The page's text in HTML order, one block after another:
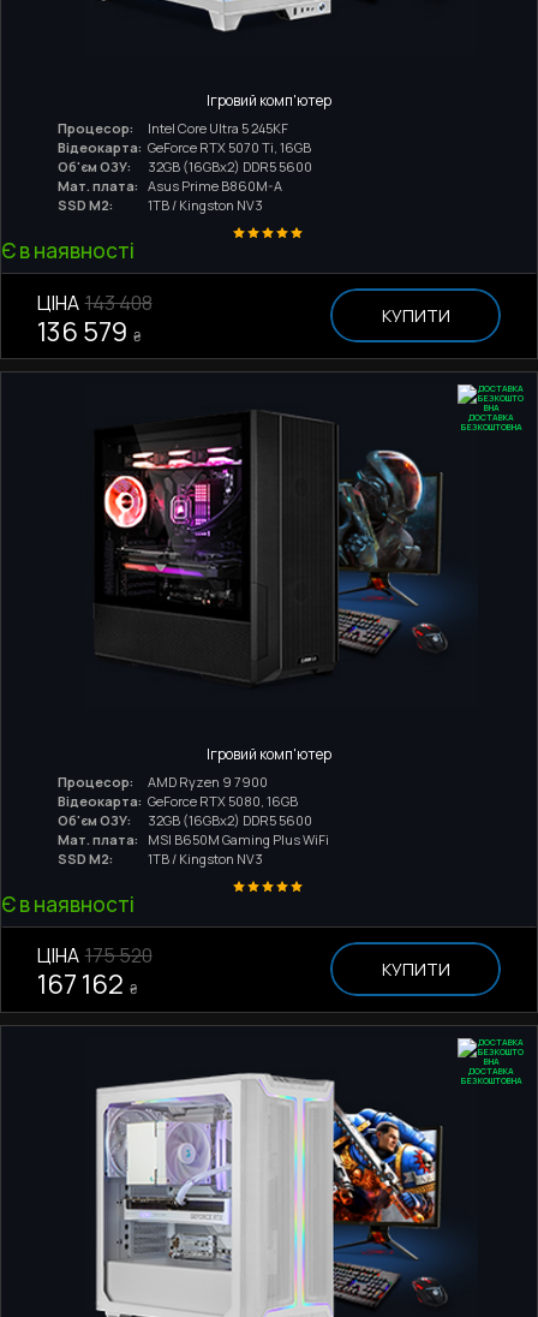
Ігровий комп'ютер
Процесор:
Intel Core Ultra 5 245KF
Відеокарта: GeForce RTX 5070 Ti, 16GB
Об'єм ОЗУ:
32GB (16GBx2) DDR5 5600
Мат. плата:
Asus Prime B860M-A
SSD M2:
1TB / Kingston NV3
Є в наявності
ЦІНА 143 408
136 579 ₴
КУПИТИ
ДОСТАВКА
БЕЗКОШТОВНА
Ігровий комп'ютер
Процесор:
AMD Ryzen 9 7900
Відеокарта: GeForce RTX 5080, 16GB
Об'єм ОЗУ:
32GB (16GBx2) DDR5 5600
Мат. плата:
MSI B650M Gaming Plus WiFi
SSD M2:
1TB / Kingston NV3
Є в наявності
ЦІНА 175 520
167 162 ₴
КУПИТИ
ДОСТАВКА
БЕЗКОШТОВНА